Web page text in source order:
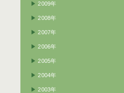
▶ 2009年
▶ 2008年
▶ 2007年
▶ 2006年
▶ 2005年
▶ 2004年
▶ 2003年